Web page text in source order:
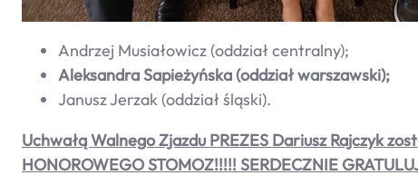
Andrzej Musiałowicz (oddział centralny);
Aleksandra Sapieżyńska (oddział warszawski);
Janusz Jerzak (oddział śląski).
Uchwałą Walnego Zjazdu PREZES Dariusz Rajczyk
HONOROWEGO STOMOZ!!!!! SERDECZNIE